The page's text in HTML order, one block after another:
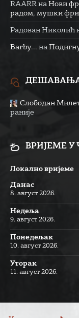
RAARR на Нови
радом, мушки
Радован Николић
Barby... на
Слободан
раније
ВРИЈЕМЕ У
Локално вријеме
Данас
8. август 2026.
Недеља
9. август 2026.
Понедељак
10. август 2026.
Уторак
11. август 2026.